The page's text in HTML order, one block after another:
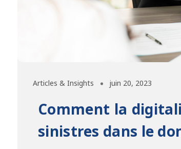
Articles & Insights juin 20, 2023
Comment la
sinistres dans le